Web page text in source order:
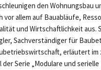
den Wohnungsbau
vor allem auf Bauabläufe,
und Wirtschaftlichkeit aus.
Sachverständiger für
erläutert im
der Serie „Modulare und